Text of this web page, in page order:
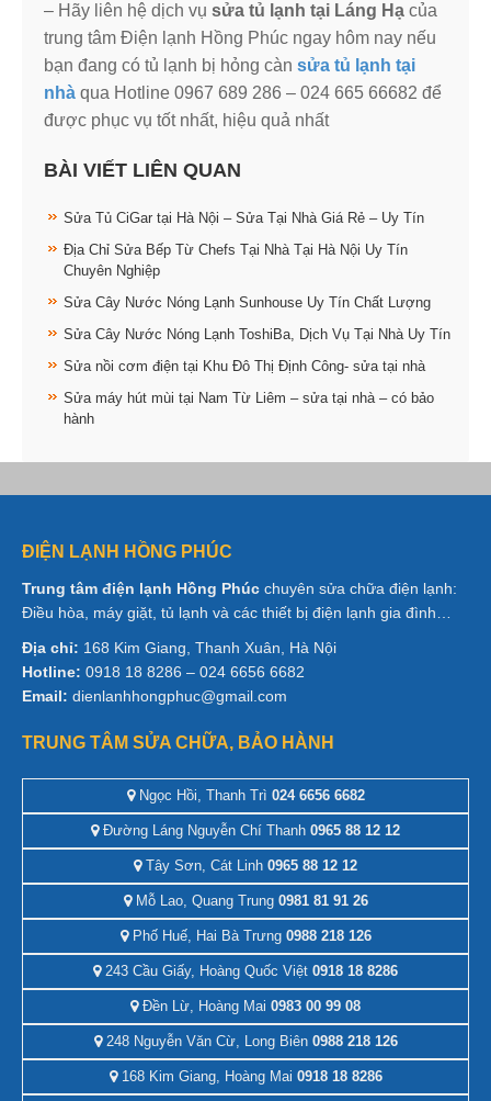
– Hãy liên hệ dịch vụ sửa tủ lạnh tại Láng Hạ của
trung tâm Điện lạnh Hồng Phúc ngay hôm nay nếu
bạn đang có tủ lạnh bị hỏng càn sửa tủ lạnh tại
nhà qua Hotline 0967 689 286 – 024 665 66682 để
được phục vụ tốt nhất, hiệu quả nhất
BÀI VIẾT LIÊN QUAN
Sửa Tủ CiGar tại Hà Nội – Sửa Tại Nhà Giá Rẻ – Uy Tín
Địa Chỉ Sửa Bếp Từ Chefs Tại Nhà Tại Hà Nội Uy Tín
Chuyên Nghiệp
Sửa Cây Nước Nóng Lạnh Sunhouse Uy Tín Chất Lượng
Sửa Cây Nước Nóng Lạnh ToshiBa, Dịch Vụ Tại Nhà Uy Tín
Sửa nồi cơm điện tại Khu Đô Thị Định Công- sửa tại nhà
Sửa máy hút mùi tại Nam Từ Liêm – sửa tại nhà – có bảo
hành
ĐIỆN LẠNH HỒNG PHÚC
Trung tâm điện lạnh Hồng Phúc chuyên sửa chữa điện lạnh:
Điều hòa, máy giặt, tủ lạnh và các thiết bị điện lạnh gia đình…
Địa chỉ: 168 Kim Giang, Thanh Xuân, Hà Nội
Hotline: 0918 18 8286 – 024 6656 6682
Email: dienlanhhongphuc@gmail.com
TRUNG TÂM SỬA CHỮA, BẢO HÀNH
Ngọc Hồi, Thanh Trì 024 6656 6682
Đường Láng Nguyễn Chí Thanh 0965 88 12 12
Tây Sơn, Cát Linh 0965 88 12 12
Mỗ Lao, Quang Trung0981 81 91 26
Phố Huế, Hai Bà Trưng0988 218 126
243 Cầu Giấy, Hoàng Quốc Việt 0918 18 8286
Đền Lừ, Hoàng Mai 0983 00 99 08
248 Nguyễn Văn Cừ, Long Biên0988 218 126
168 Kim Giang, Hoàng Mai 0918 18 8286